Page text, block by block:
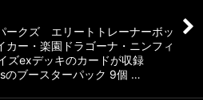
ークズ エリートトレーナーボッ
カー・楽園ドラゴーナ・ニンフィ
ズexデッキのカードが収録
のブースターパック 9個 …